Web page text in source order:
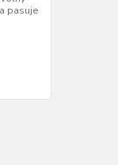
pasuje